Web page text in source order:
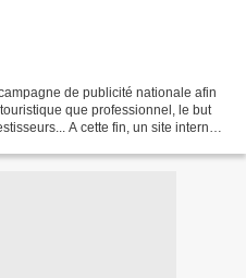
de publicité nationale afin
que professionnel, le but
A cette fin, un site internet